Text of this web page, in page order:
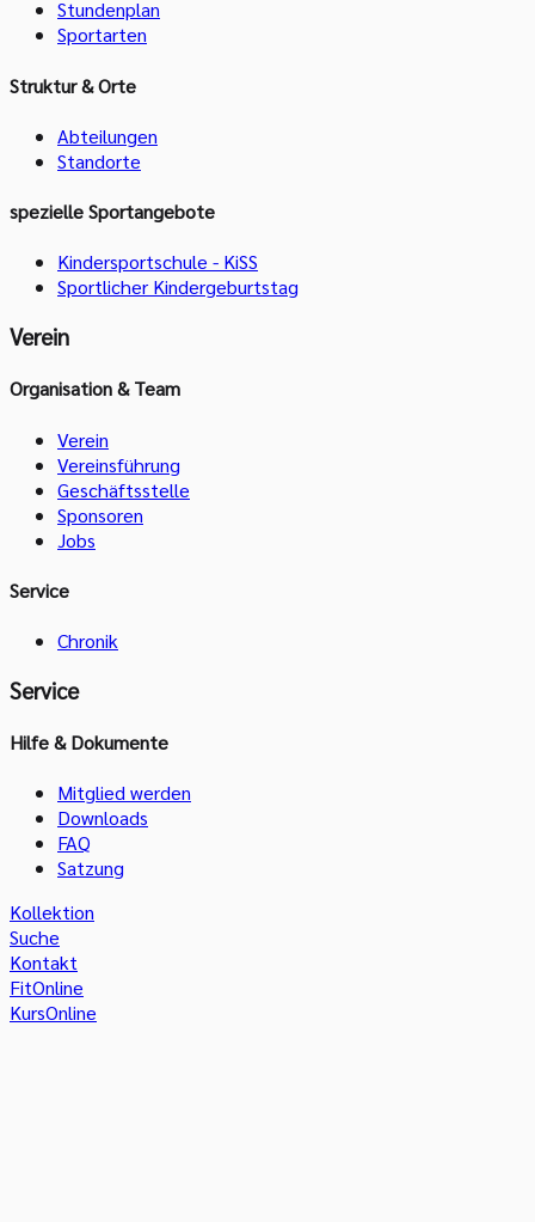
Stundenplan
Sportarten
Struktur & Orte
Abteilungen
Standorte
spezielle Sportangebote
Kindersportschule - KiSS
Sportlicher Kindergeburtstag
Verein
Organisation & Team
Verein
Vereinsführung
Geschäftsstelle
Sponsoren
Jobs
Service
Chronik
Service
Hilfe & Dokumente
Mitglied werden
Downloads
FAQ
Satzung
Kollektion
Suche
Kontakt
FitOnline
KursOnline